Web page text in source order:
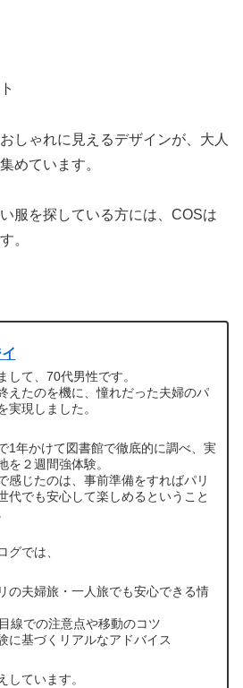
しゃれに見えるデザインが、大人
めています。
服を探している方には、COSは
。
して、70代男性です。
えたのを機に、憧れだった夫婦のパ
実現しました。
1年かけて図書館で徹底的に調べ、実
を２週間強体験。
感じたのは、事前準備をすればパリ
代でも安心して楽しめるということ
グでは、
の夫婦旅・一人旅でも安心できる情
線での注意点や移動のコツ
に基づくリアルなアドバイス
しています。